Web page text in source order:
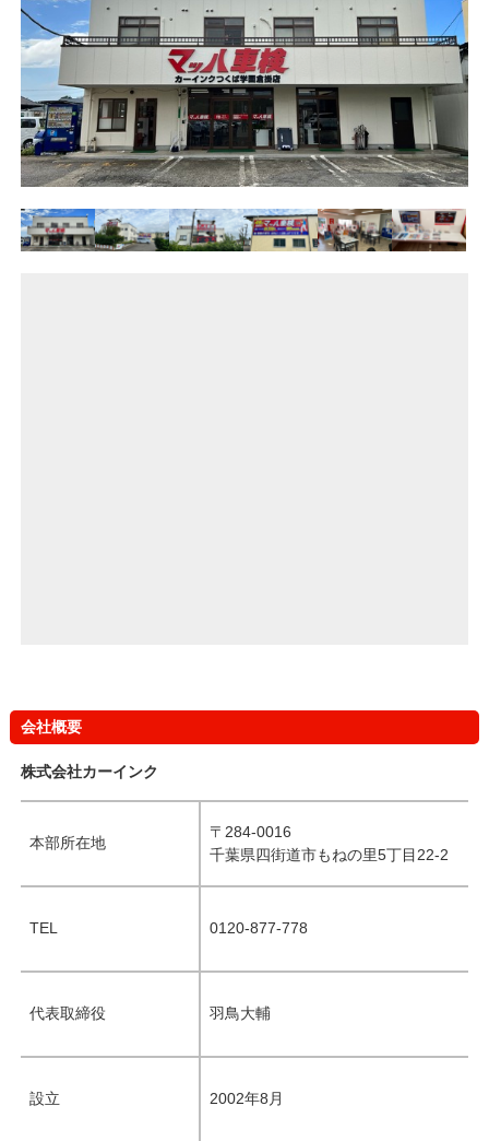
会社概要
株式会社カーインク
本部所在地
〒284-0016
千葉県四街道市もねの里5丁目22-2
TEL 0120-877-778
代表取締役 羽鳥大輔
設立 2002年8月